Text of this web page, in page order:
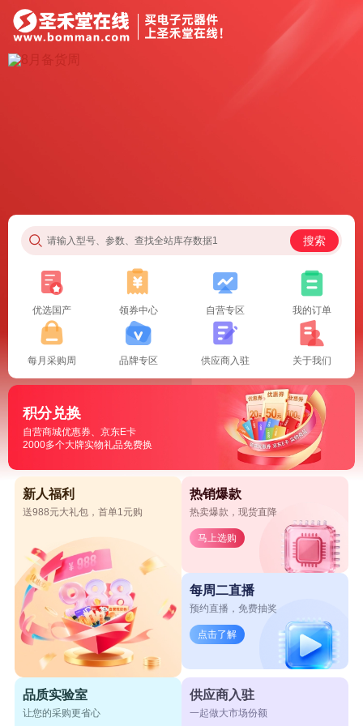
请输入型号、参数、查找全站库存数据1 搜索
优选国产 领券中心 自营专区 我的订单
每月采购周 品牌专区 供应商入驻 关于我们
积分兑换
自营商城优惠券、京东E卡
2000多个大牌实物礼品免费换
新人福利
送988元大礼包，首单1元购
热销爆款
热卖爆款，现货直降
马上选购
每周二直播
预约直播，免费抽奖
点击了解
品质实验室
让您的采购更省心
供应商入驻
一起做大市场份额